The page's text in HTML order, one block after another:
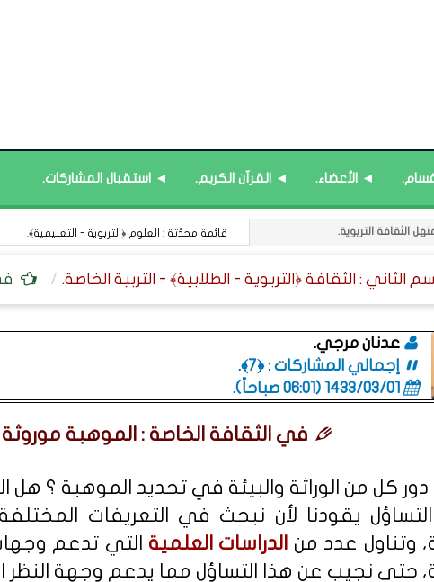
◄ الأعضاء. ◄ القرآن الكريم. ◄ استقبال المشاركات.
قائمة محدَّثة : منصة نور ﴿نظام المعلومات
عدنان مرجي.
إجمالي المشاركات : ﴿7﴾.
1433/03/01 (06:01 صباحاً)
.
في الثقافة الخاصة : الموهبة
كل من الوراثة والبيئة في تحديد الموهبة ؟
التساؤل يقودنا لأن نبحث في التعريفات
وتناول عدد من الدراسات العلمية التي تدعم
حتى نجيب عن هذا التساؤل مما يدعم وجهة النظر